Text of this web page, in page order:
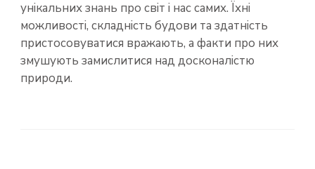
унікальних знань про світ і нас самих. Їхні
можливості, складність будови та здатність
пристосовуватися вражають, а факти про них
змушують замислитися над досконалістю
природи.